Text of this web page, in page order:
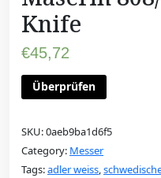
Knife
€45,72
Überprüfen
SKU:0aeb9ba1d6f5
Category: Messer
Tags:adler weiss,